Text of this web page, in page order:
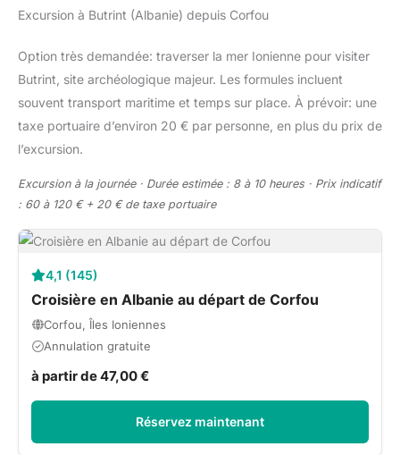
Excursion à Butrint (Albanie) depuis Corfou
Option très demandée: traverser la mer Ionienne pour visiter
Butrint, site archéologique majeur. Les formules incluent
souvent transport maritime et temps sur place. À prévoir: une
taxe portuaire d’environ 20 € par personne, en plus du prix de
l’excursion.
Excursion à la journée · Durée estimée : 8 à 10 heures · Prix indicatif
: 60 à 120 € + 20 € de taxe portuaire
4,1 (145)
Croisière en Albanie au départ de Corfou
Corfou, Îles Ioniennes
Annulation gratuite
à partir de 47,00 €
Réservez maintenant